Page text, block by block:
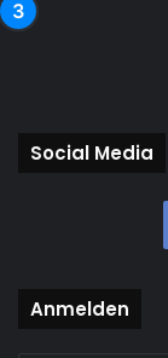
Social Media
Anmelden